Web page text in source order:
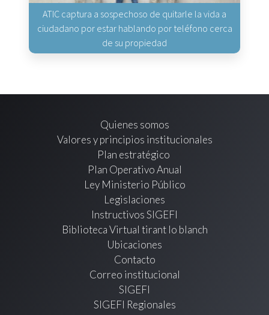
ATIC captura a sospechoso de quitarle la vida a
ciudadano por estar hablando por teléfono cerca
de su propiedad
Quienes somos
Valores y principios institucionales
Plan estratégico
Plan Operativo Anual
Ley Ministerio Público
Legislaciones
Instructivos SIGEFI
Biblioteca Virtual tirant lo blanch
Ubicaciones
Contacto
Correo institucional
SIGEFI
SIGEFI Regionales